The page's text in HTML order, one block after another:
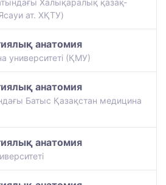
Халықаралық қазақ-
ат. ХҚТУ)
анатомия
университеті (ҚМУ)
анатомия
Батыс Қазақстан медицина
анатомия